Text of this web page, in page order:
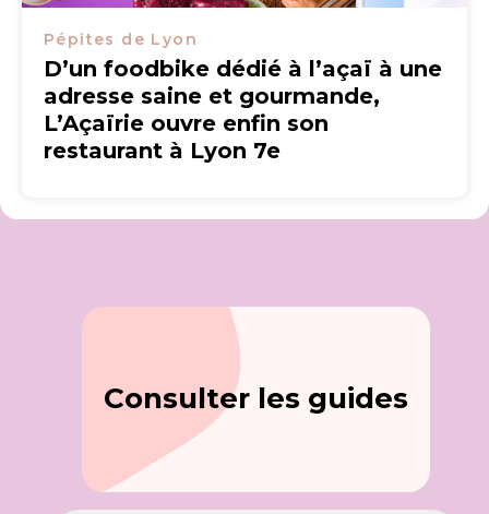
Pépites de Lyon
D’un foodbike dédié à l’açaï à une
adresse saine et gourmande,
L’Açaïrie ouvre enfin son
restaurant à Lyon 7e
Consulter les guides